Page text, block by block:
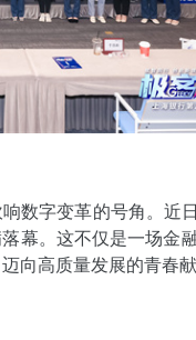
数字变革的号角。近
幕。这不仅是一场金
向高质量发展的青春